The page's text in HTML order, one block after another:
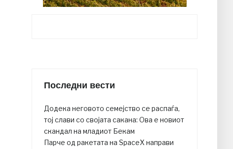
Последни вести
Додека неговото семејство се распаѓа,
тој слави со својата сакана: Ова е новиот
скандал на младиот Бекам
Парче од ракетата на SpaceX направи